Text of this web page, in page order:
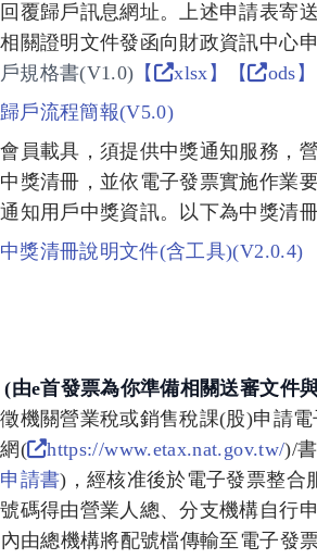
覆歸戶訊息網址。上述申請表寄
關證明文件發函向財政資訊中心
規格書(V1.0) 【 xlsx】 【
ods】
戶流程簡報(V5.0)
員載具，須提供中獎通知服務，
獎清冊，並依電子發票實施作業
知用戶中獎資訊。以下為中獎清
獎清冊說明文件(含工具)(V2.0.4)
(由e首發票為你準備相關送審文件
機關營業稅或銷售稅課(股)申請
(
https://www.etax.nat.gov.tw/)/
請書)，經核准後於電子發票整合
碼得由營業人總、分支機構自行
由總機構將配號檔傳輸至電子發